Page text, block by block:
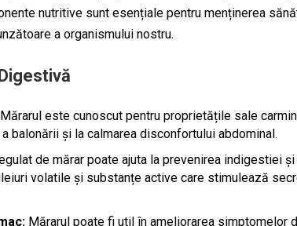
nutritive sunt esențiale pentru menținerea
a organismului nostru.
Mărarul este cunoscut pentru proprietățile sale
balonării și la calmarea disconfortului abdominal.
de mărar poate ajuta la prevenirea indigestiei
volatile și substanțe active care stimulează
Mărarul poate fi util în ameliorarea simptomelor